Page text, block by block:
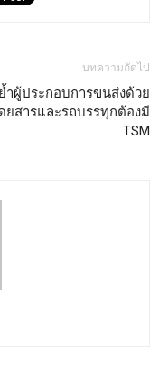
บทความถัดไป
ำผู้ประกอบการขนส่งด้วย
ยสารและรถบรรทุกต้องมี
TSM